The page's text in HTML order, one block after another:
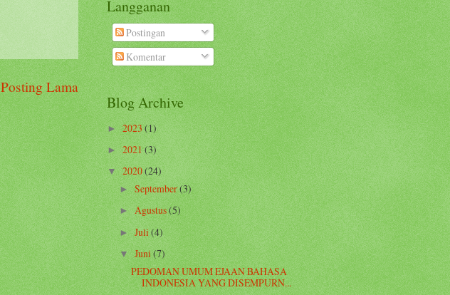
Posting Lama
Langganan
Postingan
Komentar
Blog Archive
►2023(1)
►2021(3)
▼2020(24)
►September(3)
► Agustus(5)
►Juli(4)
▼Juni(7)
PEDOMAN UMUM EJAAN BAHASA
INDONESIA YANG DISEMPURN...